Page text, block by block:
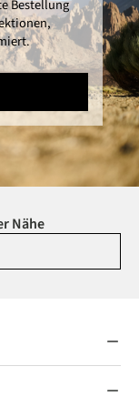
Bestellung
Nähe